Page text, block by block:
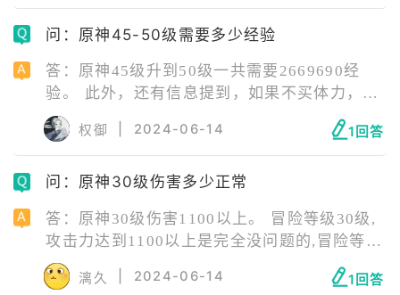
话目前还不支持这个PC，也不能和iOS在一起
玩，所以您就没办法在电脑玩。
问：原神45-50级需要多少经验
答：原神45级升到50级一共需要2669690经
验。 此外，还有信息提到，如果不买体力，每
天会获得600经验加上日常1500左右，这意味
着从40级到45级大概分别需要5万7经验左右。
这进一步证实了从45级到50级所需的总经验为
2669690经验。
权御 2024-06-14 1回答
问：原神30级伤害多少正常
答：原神30级伤害1100以上。 冒险等级30级,
攻击力达到1100以上是完全没问题的,冒险等级
40级攻击力1600基本上是没问题。如果达不到
那么说明您武器,圣遗物配得不对。 原神C位伤
漓久 2024-06-14 1回答